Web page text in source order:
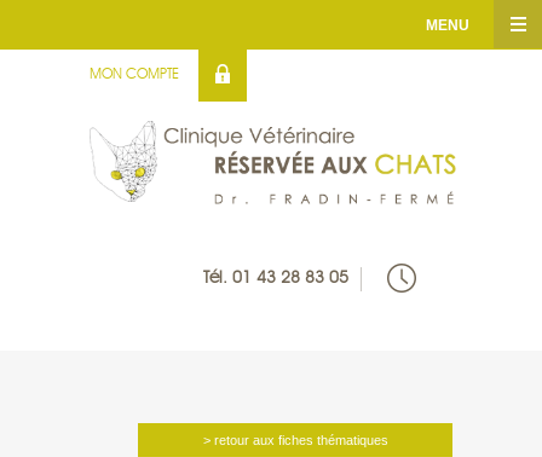
MON COMPTE
Tél. 01 43 28 83 05
MENU
CLINIQUE
MÉDIATHÉQUE
> retour aux fiches thématiques